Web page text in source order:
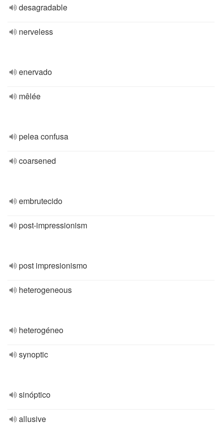
desagradable
nerveless
enervado
mêlée
pelea confusa
coarsened
embrutecido
post-impressionism
post impresionismo
heterogeneous
heterogéneo
synoptic
sinóptico
allusive